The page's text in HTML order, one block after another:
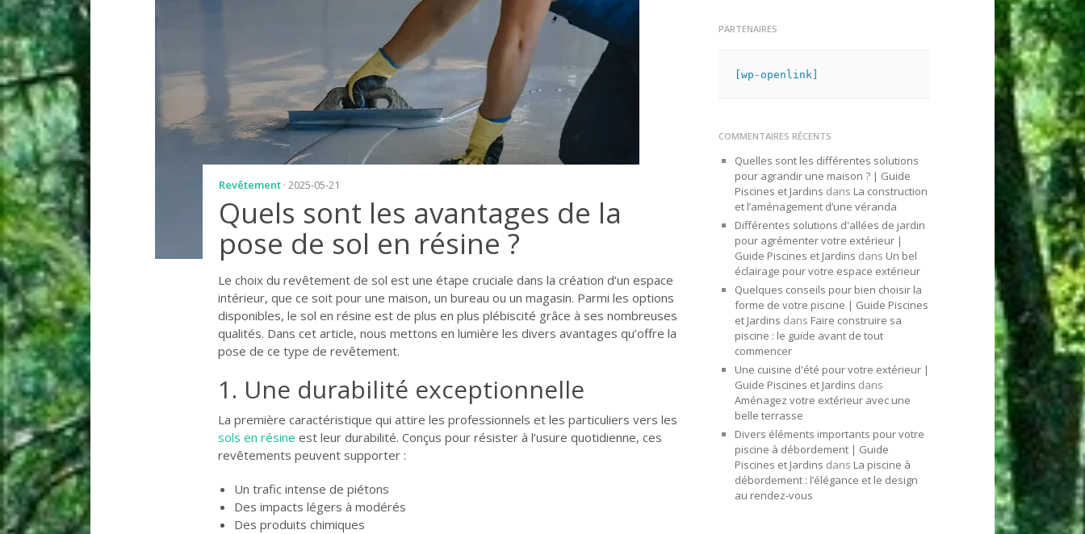
Revêtement · 2025-05-21
Quels sont les avantages de la
pose de sol en résine ?
Le choix du revêtement de sol est une étape cruciale dans la création d’un espace
intérieur, que ce soit pour une maison, un bureau ou un magasin. Parmi les options
disponibles, le sol en résine est de plus en plus plébiscité grâce à ses nombreuses
qualités. Dans cet article, nous mettons en lumière les divers avantages qu’offre la
pose de ce type de revêtement.
1. Une durabilité exceptionnelle
La première caractéristique qui attire les professionnels et les particuliers vers les
sols en résine est leur durabilité. Conçus pour résister à l’usure quotidienne, ces
revêtements peuvent supporter :
Un trafic intense de piétons
Des impacts légers à modérés
Des produits chimiques
PARTENAIRES
[wp-openlink]
COMMENTAIRES RÉCENTS
Quelles sont les différentes solutions
pour agrandir une maison ? | Guide
Piscines et Jardins dans La construction
et l’aménagement d’une véranda
Différentes solutions d'allées de jardin
pour agrémenter votre extérieur |
Guide Piscines et Jardins dans Un bel
éclairage pour votre espace extérieur
Quelques conseils pour bien choisir la
forme de votre piscine | Guide Piscines
et Jardins dans Faire construire sa
piscine : le guide avant de tout
commencer
Une cuisine d'été pour votre extérieur |
Guide Piscines et Jardins dans
Aménagez votre extérieur avec une
belle terrasse
Divers éléments importants pour votre
piscine à débordement | Guide
Piscines et Jardins dans La piscine à
débordement : l’élégance et le design
au rendez-vous